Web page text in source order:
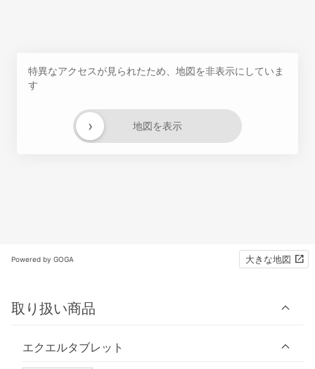
特異なアクセスが見られたため、地図を非表示にしていま
す
地図を表示
›
Powered by GOGA 大きな地図
取り扱い商品
エクエルタブレット